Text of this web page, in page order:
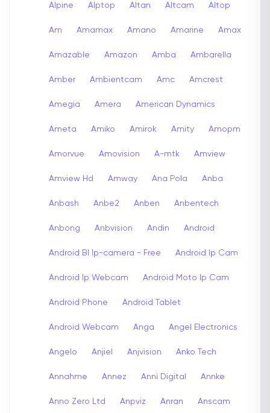
Alpine Alptop Altan Altcam Altop
Am Amamax Amano Amarine Amax
Amazable Amazon Amba Ambarella
Amber Ambientcam Amc Amcrest
Amegia Amera American Dynamics
Ameta Amiko Amirok Amity Amopm
Amorvue Amovision A-mtk Amview
Amview Hd Amway Ana Pola Anba
Anbash Anbe2 Anben Anbentech
Anbong Anbvision Andin Android
Android Bl Ip-camera - Free Android Ip Cam
Android Ip Webcam Android Moto Ip Cam
Android Phone Android Tablet
Android Webcam Anga Angel Electronics
Angelo Anjiel Anjvision Anko Tech
Annahme Annez Anni Digital Annke
Anno Zero Ltd Anpviz Anran Anscam